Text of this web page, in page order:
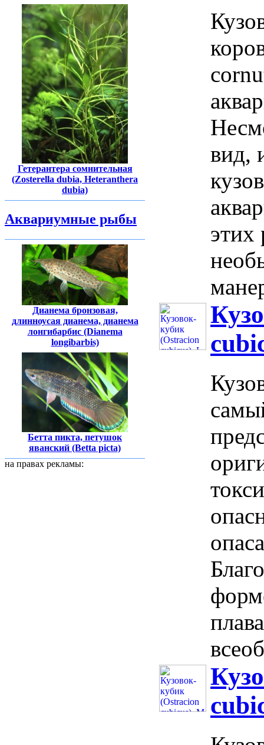
Гетерантера сомнительная
(Zosterella dubia, Heteranthera
dubia)
Аквариумные рыбы
Дианема бронзовая,
длинноусая дианема, дианема
лонгибарбис (Dianema
longibarbis)
Бетта пикта, петушок
яванский (Betta picta)
на правах рекламы:
вид,
этих